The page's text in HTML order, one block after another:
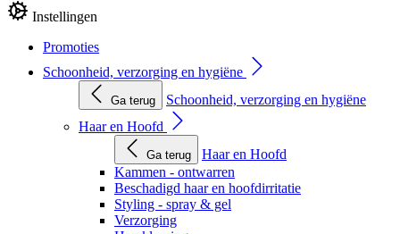
Instellingen
Promoties
Schoonheid, verzorging en hygiëne
Ga terug
Schoonheid, verzorging en hygiëne
Haar en Hoofd
Ga terug
Haar en Hoofd
Kammen - ontwarren
Beschadigd haar en hoofdirritatie
Styling - spray & gel
Verzorging